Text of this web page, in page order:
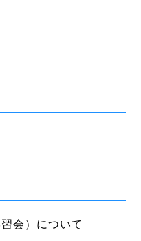
会）について